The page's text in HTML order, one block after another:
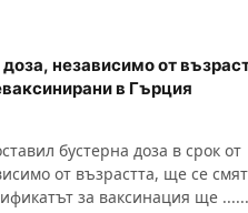
независимо от
в Гърция
бустерна доза в срок от
от възрастта, ще се
за ваксинация ще ......